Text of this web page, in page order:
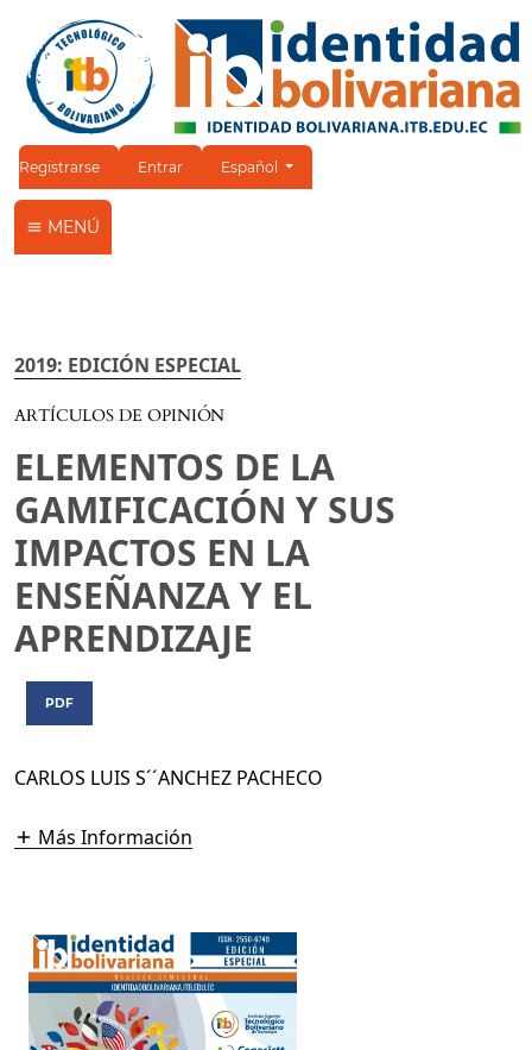
Registrarse Entrar Cambiar el idioma. El idioma actual es:
Español
MENÚ
2019: EDICIÓN ESPECIAL
ARTÍCULOS DE OPINIÓN
ELEMENTOS DE LA
GAMIFICACIÓN Y SUS
IMPACTOS EN LA
ENSEÑANZA Y EL
APRENDIZAJE
PDF
CARLOS LUIS S´´ANCHEZ PACHECO
Más Información